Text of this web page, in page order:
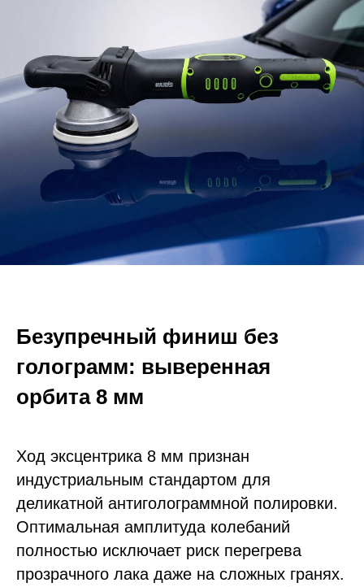
Безупречный финиш без
голограмм: выверенная
орбита 8 мм
Ход эксцентрика 8 мм признан
индустриальным стандартом для
деликатной антиголограммной полировки.
Оптимальная амплитуда колебаний
полностью исключает риск перегрева
прозрачного лака даже на сложных гранях.